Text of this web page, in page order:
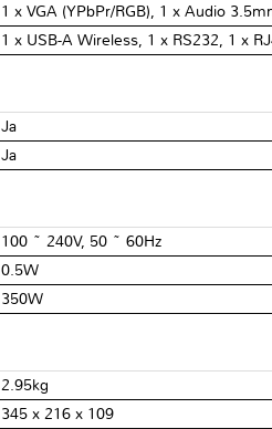
1 x VGA (YPbPr/RGB), 1 x Audio
1 x USB-A Wireless, 1 x RS232, 1 x
Ja
Ja
100 ~ 240V, 50 ~ 60Hz
0.5W
350W
2.95kg
345 x 216 x 109